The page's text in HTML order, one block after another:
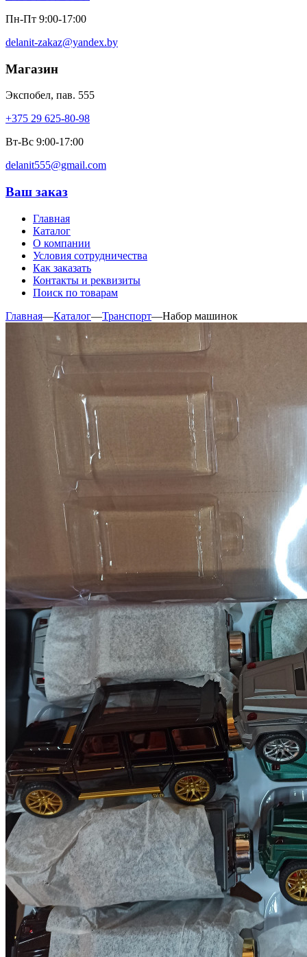
Пн-Пт 9:00-17:00
delanit-zakaz@yandex.by
Магазин
Экспобел, пав. 555
+375 29 625-80-98
Вт-Вс 9:00-17:00
delanit555@gmail.com
Ваш заказ
Главная
Каталог
О компании
Условия сотрудничества
Как заказать
Контакты и реквизиты
Поиск по товарам
Главная—Каталог—Транспорт—Набор машинок